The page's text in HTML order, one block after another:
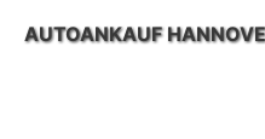
InhaltAUTOANKAUF